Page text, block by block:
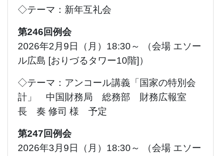
◇テーマ：新年互礼会
第246回例会
2026年2月9日（月）18:30～ （会場 エソー
ル広島 [おりづるタワー10階]）
◇テーマ：アンコール講義「国家の特別会
計」 中国財務局 総務部 財務広報室
長 奏 修司 様 予定
第247回例会
2026年3月9日（月）18:30～ （会場 エソー